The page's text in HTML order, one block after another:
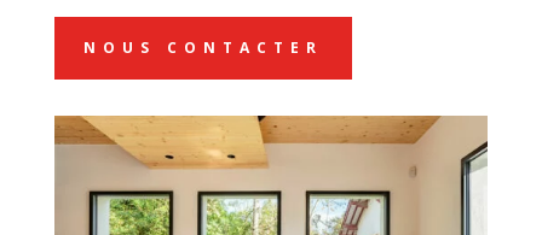
NOUS CONTACTER